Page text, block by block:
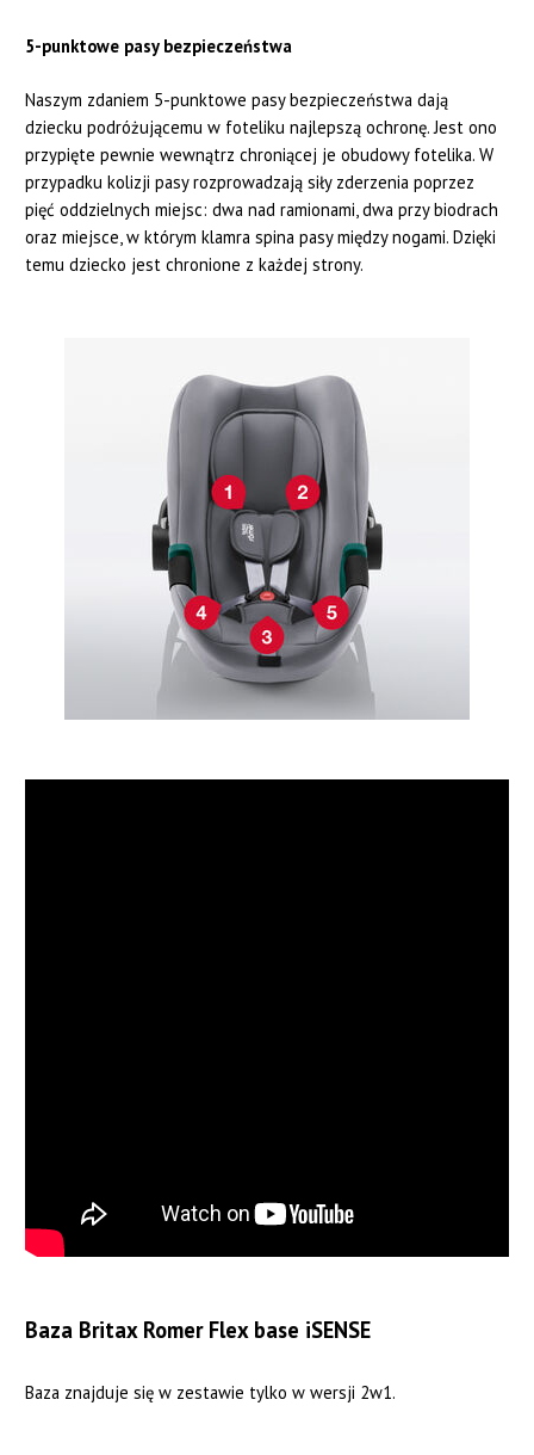
5-punktowe pasy bezpieczeństwa
Naszym zdaniem 5-punktowe pasy bezpieczeństwa dają
dziecku podróżującemu w foteliku najlepszą ochronę. Jest ono
przypięte pewnie wewnątrz chroniącej je obudowy fotelika. W
przypadku kolizji pasy rozprowadzają siły zderzenia poprzez
pięć oddzielnych miejsc: dwa nad ramionami, dwa przy biodrach
oraz miejsce, w którym klamra spina pasy między nogami. Dzięki
temu dziecko jest chronione z każdej strony.
Baza Britax Romer Flex base iSENSE
Baza znajduje się w zestawie tylko w wersji 2w1.